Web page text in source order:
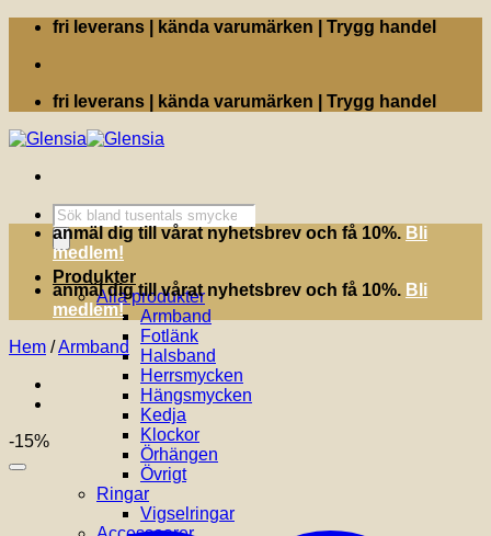
Skip
content
fri leverans | kända varumärken | Trygg handel
fri leverans | kända varumärken | Trygg handel
Produktsökning
Produkter
Alla produkter
Armband
Fotlänk
Halsband
Herrsmycken
Hängsmycken
Kedja
Klockor
Örhängen
Övrigt
Ringar
Vigselringar
anmäl dig till vårat nyhetsbrev och få 10%. Bli
medlem!
anmäl dig till vårat nyhetsbrev och få 10%. Bli
medlem!
Hem /Armband
-15%